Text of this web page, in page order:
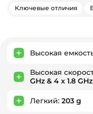
Ключевые отличия
Ключевые
Высокая
Высокая
GHz & 4 x 1.8 GHz
Легкий: 203 g